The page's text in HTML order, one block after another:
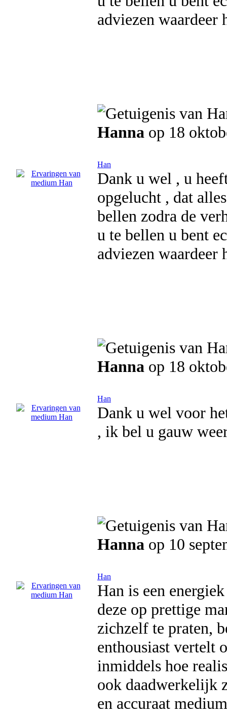
adviezen waardeer
Hanna op 18
Han
Dank u wel , u
opgelucht , dat
bellen zodra de
u te bellen u bent
adviezen waardeer
Hanna op 18
Han
Dank u wel voor
, ik bel u gauw
Hanna op 10
Han
Han is een
deze op prettige
zichzelf te praten,
enthousiast vertelt
inmiddels hoe
ook daadwerkelijk
en accuraat